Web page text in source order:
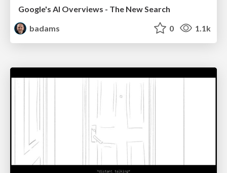
Google's AI Overviews - The New Search
badams
0 1.1k